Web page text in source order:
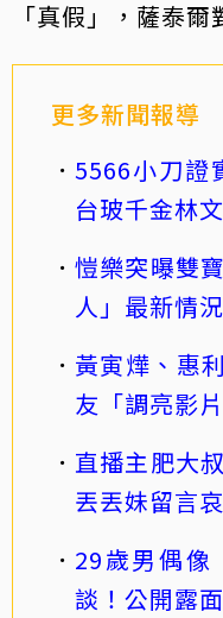
「真假」，薩泰
更多新聞報導
5566小刀證
台玻千金林
愷樂突曝雙
人」最新情
黃寅燁、惠
友「調亮影
直播主肥大
丟丟妹留言
29歲男偶像
談！公開露